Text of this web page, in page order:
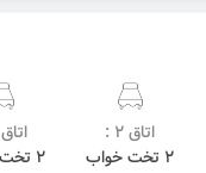
اتاق 2 :
2 تخت خواب
اتاق 3 :
2 تخت خواب